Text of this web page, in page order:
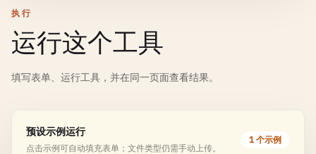
执行
运行这个工具
填写表单、运行工具，并在同一页面查看结果。
预设示例运行
点击示例可自动填充表单；文件类型仍需手动上传。
1 个示例